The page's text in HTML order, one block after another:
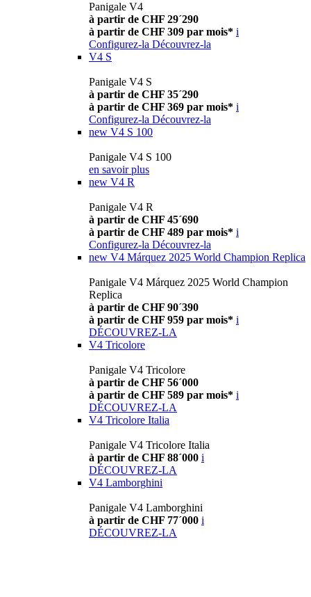
Panigale V4
à partir de CHF 29´290
à partir de CHF 309 par mois* i
Configurez-la Découvrez-la
V4 S
Panigale V4 S
à partir de CHF 35´290
à partir de CHF 369 par mois* i
Configurez-la Découvrez-la
new V4 S 100
Panigale V4 S 100
en savoir plus
new V4 R
Panigale V4 R
à partir de CHF 45´690
à partir de CHF 489 par mois* i
Configurez-la Découvrez-la
new V4 Márquez 2025 World Champion Replica
Panigale V4 Márquez 2025 World Champion
Replica
à partir de CHF 90´390
à partir de CHF 959 par mois* i
DÉCOUVREZ-LA
V4 Tricolore
Panigale V4 Tricolore
à partir de CHF 56´000
à partir de CHF 589 par mois* i
DÉCOUVREZ-LA
V4 Tricolore Italia
Panigale V4 Tricolore Italia
à partir de CHF 88´000 i
DÉCOUVREZ-LA
V4 Lamborghini
Panigale V4 Lamborghini
à partir de CHF 77´000 i
DÉCOUVREZ-LA